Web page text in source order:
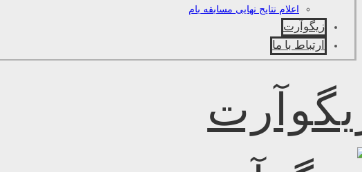
اعلام نتایج نهایی مسابقه بام
زیگوآرت
ارتباط با ما